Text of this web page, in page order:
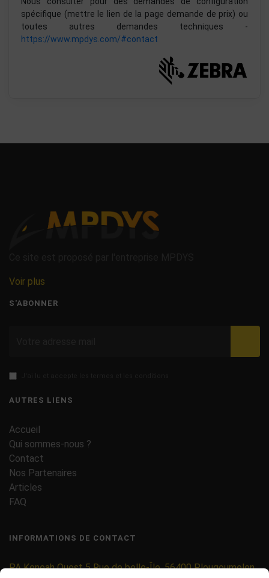
spécifique (mettre le lien de la page demande de prix) ou
toutes autres demandes techniques -
https://www.mpdys.com/#contact
Voir plus
S'ABONNER
AUTRES LIENS
Accueil
Qui sommes-nous ?
Contact
Nos Partenaires
Articles
FAQ
INFORMATIONS DE CONTACT
PA Keneah Ouest 5 Rue de belle-Île, 56400 Plougoumelen